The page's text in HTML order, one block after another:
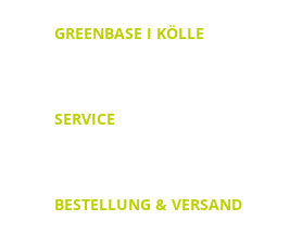
GREENBASE I KÖLLE
SERVICE
BESTELLUNG & VERSAND